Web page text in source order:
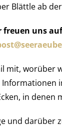
Blättle ab
freuen uns
mit, worüber
in denen
und darüber